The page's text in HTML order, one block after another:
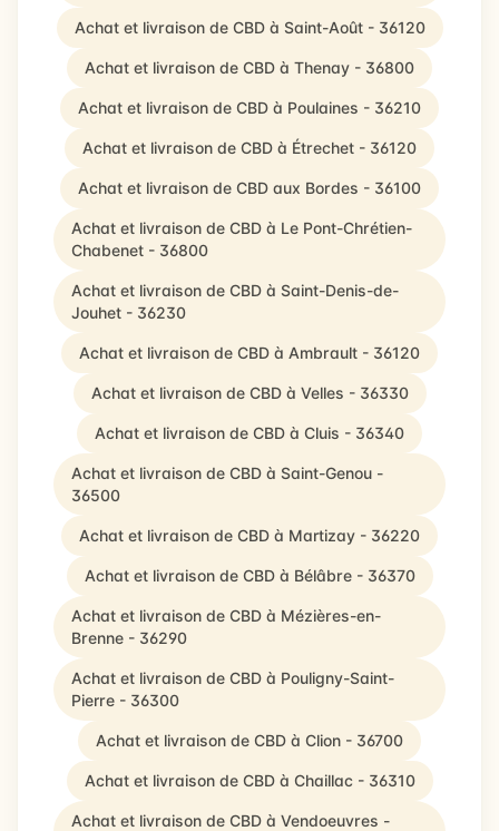
Achat et livraison de CBD à Saint-Août - 36120
Achat et livraison de CBD à Thenay - 36800
Achat et livraison de CBD à Poulaines - 36210
Achat et livraison de CBD à Étrechet - 36120
Achat et livraison de CBD aux Bordes - 36100
Achat et livraison de CBD à Le Pont-Chrétien-
Chabenet - 36800
Achat et livraison de CBD à Saint-Denis-de-
Jouhet - 36230
Achat et livraison de CBD à Ambrault - 36120
Achat et livraison de CBD à Velles - 36330
Achat et livraison de CBD à Cluis - 36340
Achat et livraison de CBD à Saint-Genou -
36500
Achat et livraison de CBD à Martizay - 36220
Achat et livraison de CBD à Bélâbre - 36370
Achat et livraison de CBD à Mézières-en-
Brenne - 36290
Achat et livraison de CBD à Pouligny-Saint-
Pierre - 36300
Achat et livraison de CBD à Clion - 36700
Achat et livraison de CBD à Chaillac - 36310
Achat et livraison de CBD à Vendoeuvres -